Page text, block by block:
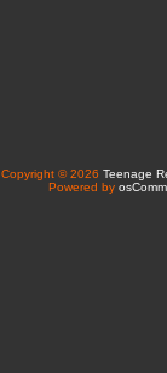
Copyright © 2026 Teenage
Powered by